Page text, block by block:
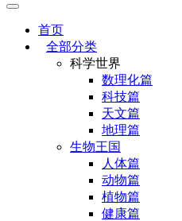
首页
全部分类
科学世界
数理化篇
科技篇
天文篇
地理篇
生物王国
人体篇
动物篇
植物篇
健康篇